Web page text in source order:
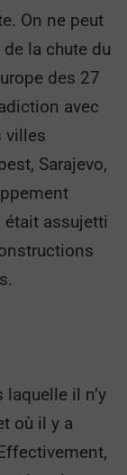
On ne peut
la chute du
des 27
avec
villes
Sarajevo,
assujetti
il n’y
où il y a